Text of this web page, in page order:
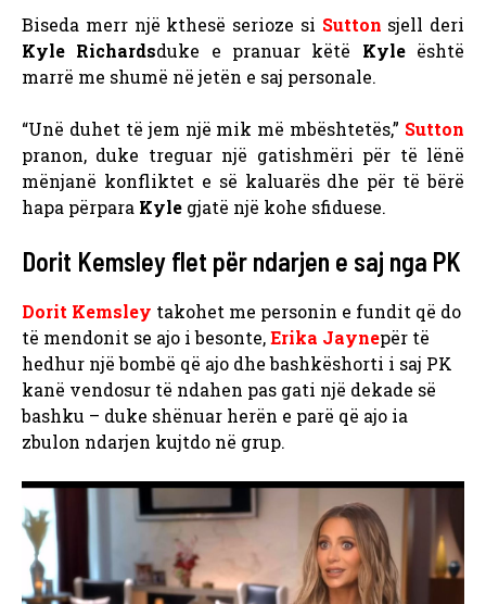
Biseda merr një kthesë serioze si Sutton sjell deri
Kyle Richardsduke e pranuar këtë Kyleështë
marrë me shumë në jetën e saj personale.
“Unë duhet të jem një mik më mbështetës,” Sutton
pranon, duke treguar një gatishmëri për të lënë
mënjanë konfliktet e së kaluarës dhe për të bërë
hapa përpara Kyle gjatë një kohe sfiduese.
Dorit Kemsley flet për ndarjen e saj nga PK
Dorit Kemsley takohet me personin e fundit që do
të mendonit se ajo i besonte,Erika Jaynepër të
hedhur një bombë që ajo dhe bashkëshorti i saj PK
kanë vendosur të ndahen pas gati një dekade së
bashku – duke shënuar herën e parë që ajo ia
zbulon ndarjen kujtdo në grup.